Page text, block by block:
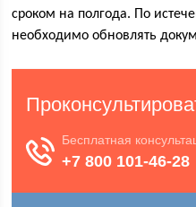
сроком на полгода. По
необходимо обновлять